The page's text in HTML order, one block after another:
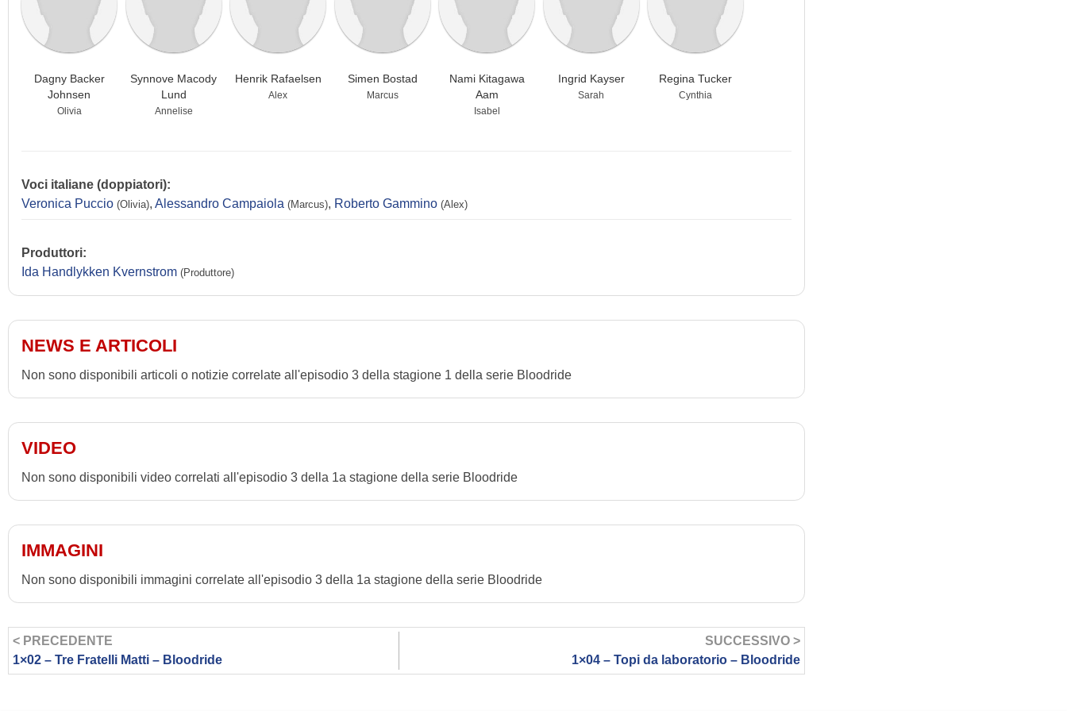
Dagny Backer
Johnsen
Olivia
Synnove Macody
Lund
Annelise
Henrik Rafaelsen
Alex
Simen Bostad
Marcus
Nami Kitagawa
Aam
Isabel
Ingrid Kayser
Sarah
Regina Tucker
Cynthia
Voci italiane (doppiatori):
Veronica Puccio (Olivia), Alessandro Campaiola (Marcus), Roberto Gammino (Alex)
Produttori:
Ida Handlykken Kvernstrom (Produttore)
NEWS E ARTICOLI
Non sono disponibili articoli o notizie correlate all'episodio 3 della stagione 1 della serie Bloodride
VIDEO
Non sono disponibili video correlati all'episodio 3 della 1a stagione della serie Bloodride
IMMAGINI
Non sono disponibili immagini correlate all'episodio 3 della 1a stagione della serie Bloodride
< PRECEDENTE
1×02 – Tre Fratelli Matti – Bloodride
SUCCESSIVO >
1×04 – Topi da laboratorio – Bloodride